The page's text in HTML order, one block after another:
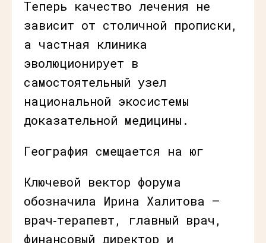
Теперь качество лечения не
зависит от столичной прописки,
а частная клиника
эволюционирует в
самостоятельный узел
национальной экосистемы
доказательной медицины.
География смещается на юг
Ключевой вектор форума
обозначила Ирина Халитова —
врач‑терапевт, главный врач,
финансовый директор и